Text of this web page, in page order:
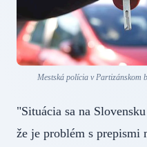
Mestská polícia v Partizánskom
"Situácia sa na
že je problém s